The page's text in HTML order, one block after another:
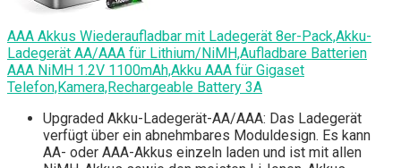
AAA Akkus Wiederaufladbar mit Ladegerät 8er-Pack,Akku-
Ladegerät AA/AAA für Lithium/NiMH,Aufladbare Batterien
AAA NiMH 1.2V 1100mAh,Akku AAA für Gigaset
Telefon,Kamera,Rechargeable Battery 3A
Upgraded Akku-Ladegerät-AA/AAA: Das Ladegerät
verfügt über ein abnehmbares Moduldesign. Es kann
AA- oder AAA-Akkus einzeln laden und ist mit allen